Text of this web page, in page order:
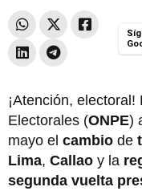
¡Atención,
Electorales (ONPE)
mayo el cambio de
Lima, Callao y la
segunda vuelta